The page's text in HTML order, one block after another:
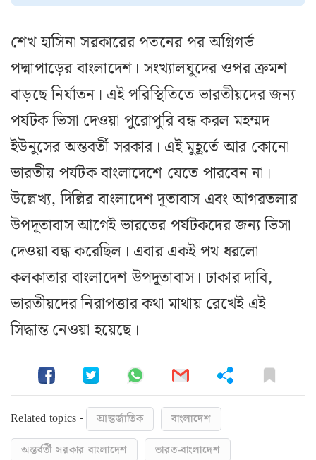
শেখ হাসিনা সরকারের পতনের পর অগ্নিগর্ভ
পদ্মাপাড়ের বাংলাদেশ। সংখ্যালঘুদের ওপর ক্রমশ
বাড়ছে নির্যাতন। এই পরিস্থিতিতে ভারতীয়দের জন্য
পর্যটক ভিসা দেওয়া পুরোপুরি বন্ধ করল মহম্মদ
ইউনুসের অন্তবর্তী সরকার। এই মুহূর্তে আর কোনো
ভারতীয় পর্যটক বাংলাদেশে যেতে পারবেন না।
উল্লেখ্য, দিল্লির বাংলাদেশ দূতাবাস এবং আগরতলার
উপদূতাবাস আগেই ভারতের পর্যটকদের জন্য ভিসা
দেওয়া বন্ধ করেছিল। এবার একই পথ ধরলো
কলকাতার বাংলাদেশ উপদূতাবাস। ঢাকার দাবি,
ভারতীয়দের নিরাপত্তার কথা মাথায় রেখেই এই
সিদ্ধান্ত নেওয়া হয়েছে।
Related topics - আন্তর্জাতিক
বাংলাদেশ
অন্তর্বর্তী সরকার বাংলাদেশ
ভারত-বাংলাদেশ